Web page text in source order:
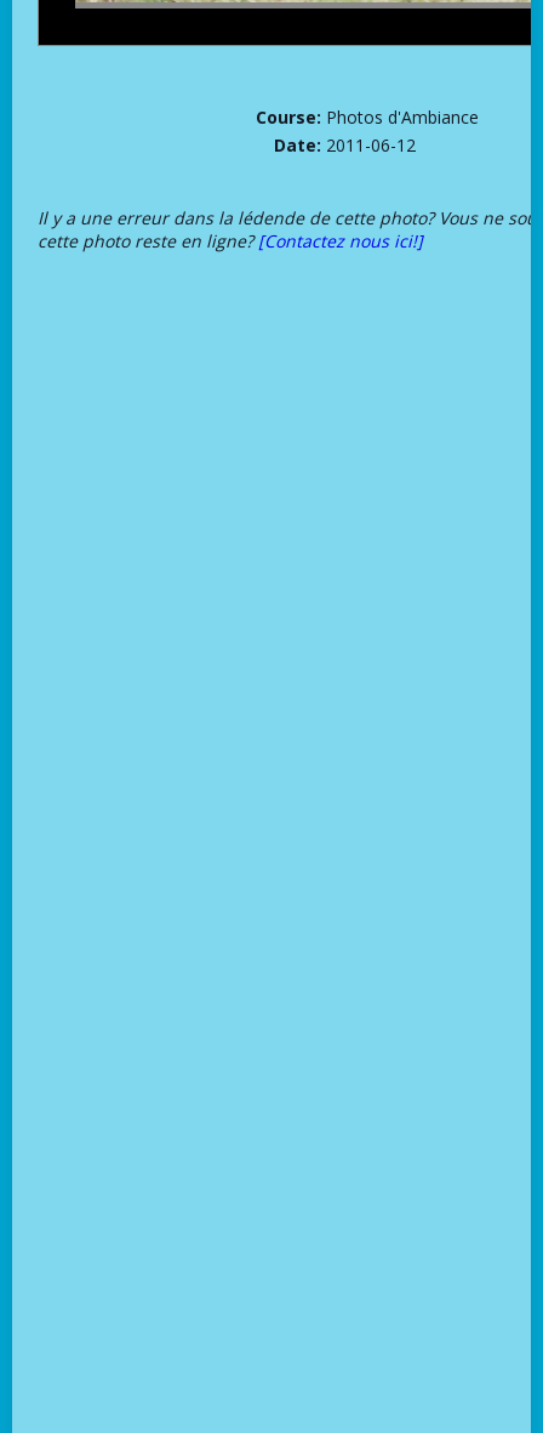
Course: Photos d'Ambiance
Date: 2011-06-12
Il y a une erreur dans la lédende de cette photo? Vous ne
cette photo reste en ligne?[Contactez nous ici!]